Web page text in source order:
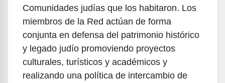
Comunidades judías que los habitaron. Los
miembros de la Red actúan de forma
conjunta en defensa del patrimonio histórico
y legado judío promoviendo proyectos
culturales, turísticos y académicos y
realizando una política de intercambio de